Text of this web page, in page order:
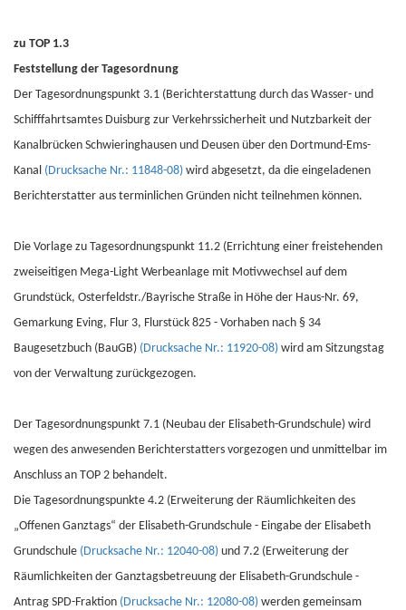
zu TOP 1.3
Feststellung der Tagesordnung
Der Tagesordnungspunkt 3.1 (Berichterstattung durch das Wasser- und
Schifffahrtsamtes Duisburg zur Verkehrssicherheit und Nutzbarkeit der
Kanalbrücken Schwieringhausen und Deusen über den Dortmund-Ems-
Kanal (Drucksache Nr.: 11848-08) wird abgesetzt, da die eingeladenen
Berichterstatter aus terminlichen Gründen nicht teilnehmen können.
Die Vorlage zu Tagesordnungspunkt 11.2 (Errichtung einer freistehenden
zweiseitigen Mega-Light Werbeanlage mit Motivwechsel auf dem
Grundstück, Osterfeldstr./Bayrische Straße in Höhe der Haus-Nr. 69,
Gemarkung Eving, Flur 3, Flurstück 825 - Vorhaben nach § 34
Baugesetzbuch (BauGB) (Drucksache Nr.: 11920-08) wird am Sitzungstag
von der Verwaltung zurückgezogen.
Der Tagesordnungspunkt 7.1 (Neubau der Elisabeth-Grundschule) wird
wegen des anwesenden Berichterstatters vorgezogen und unmittelbar im
Anschluss an TOP 2 behandelt.
Die Tagesordnungspunkte 4.2 (Erweiterung der Räumlichkeiten des
„Offenen Ganztags“ der Elisabeth-Grundschule - Eingabe der Elisabeth
Grundschule (Drucksache Nr.: 12040-08) und 7.2 (Erweiterung der
Räumlichkeiten der Ganztagsbetreuung der Elisabeth-Grundschule -
Antrag SPD-Fraktion (Drucksache Nr.: 12080-08) werden gemeinsam